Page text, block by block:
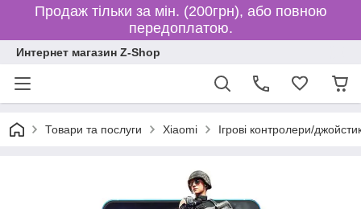
Продаж тільки за мін. (200грн), або повною
передоплатою.
Интернет магазин Z-Shop
Товари та послуги Xiaomi Ігрові контролери/